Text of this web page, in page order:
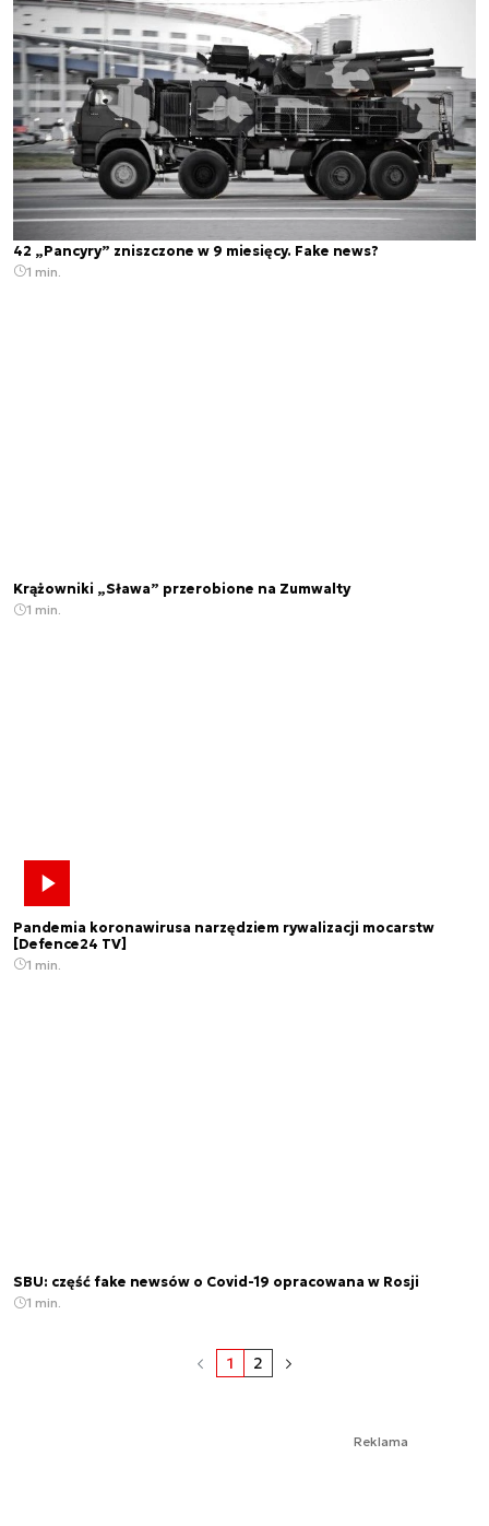
42 „Pancyry” zniszczone w 9 miesięcy. Fake news?
1 min.
Krążowniki „Sława” przerobione na Zumwalty
1 min.
Pandemia koronawirusa narzędziem rywalizacji mocarstw
[Defence24 TV]
1 min.
SBU: część fake newsów o Covid-19 opracowana w Rosji
1 min.
1 2
Reklama